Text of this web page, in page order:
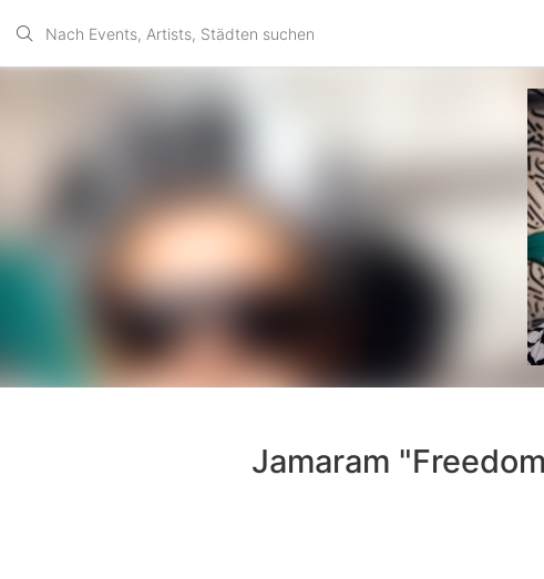
Jamaram